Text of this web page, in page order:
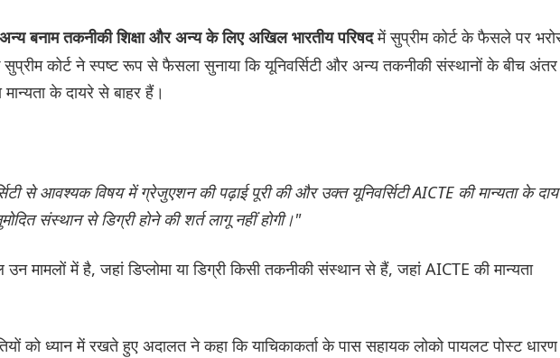
अन्य बनाम तकनीकी शिक्षा और अन्य के लिए अखिल भारतीय परिषदमें सुप्रीम कोर्ट के फैसले पर
कोर्ट ने स्पष्ट रूप से फैसला सुनाया कि यूनिवर्सिटी और अन्य तकनीकी संस्थानों के बीच
मान्यता के दायरे से बाहर हैं।
से आवश्यक विषय में ग्रेजुएशन की पढ़ाई पूरी की और उक्त यूनिवर्सिटी AICTE की मान्यता के
संस्थान से डिग्री होने की शर्त लागू नहीं होगी।"
मामलों में है, जहां डिप्लोमा या डिग्री किसी तकनीकी संस्थान से हैं, जहां AICTE की मान्यता
को ध्यान में रखते हुए अदालत ने कहा कि याचिकाकर्ता के पास सहायक लोको पायलट पोस्ट धारण